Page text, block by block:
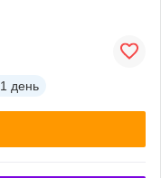
1 день